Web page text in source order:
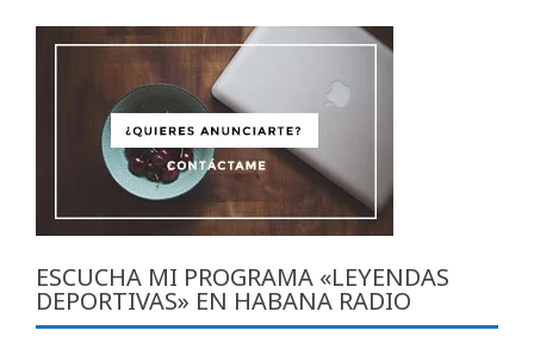
ESCUCHA MI PROGRAMA «LEYENDAS
DEPORTIVAS» EN HABANA RADIO